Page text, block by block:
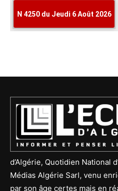
d’Algérie, Quotidien National
Médias Algérie Sarl, venu
par son âge certes mais en